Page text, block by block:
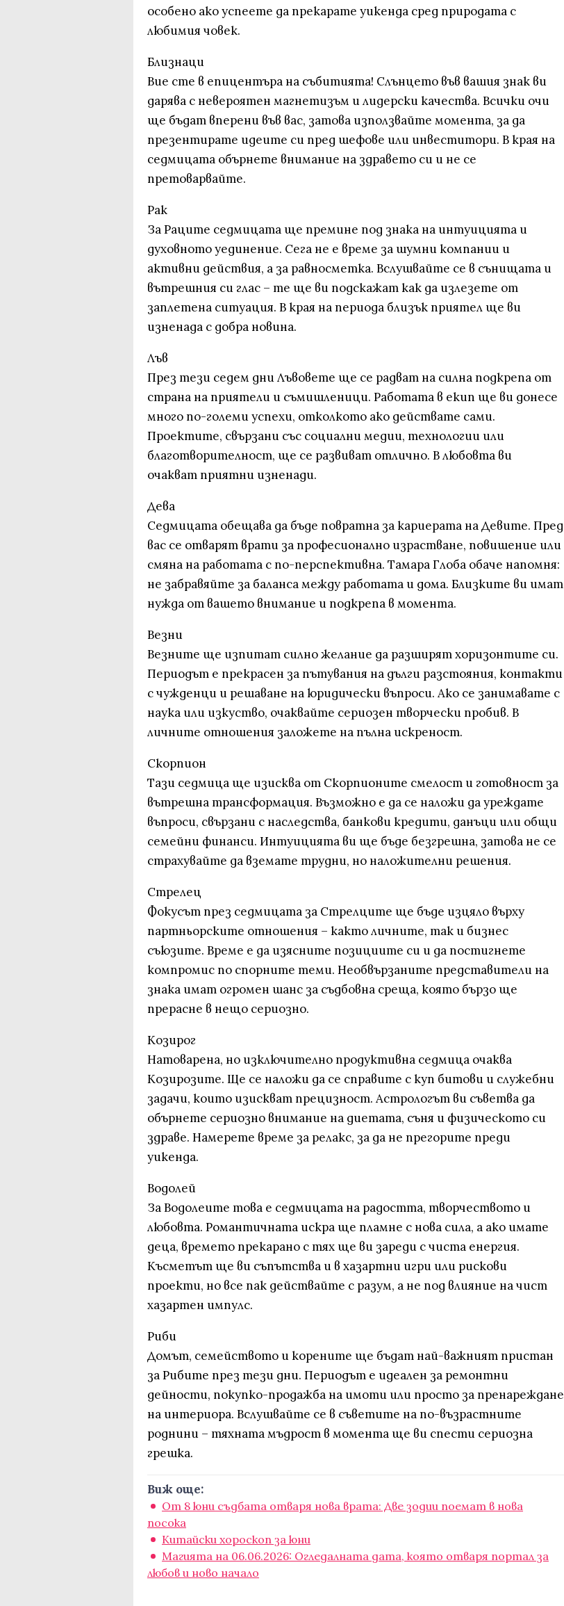
особено ако успеете да прекарате уикенда сред природата с
любимия човек.
Близнаци
Вие сте в епицентъра на събитията! Слънцето във вашия знак ви
дарява с невероятен магнетизъм и лидерски качества. Всички очи
ще бъдат вперени във вас, затова използвайте момента, за да
презентирате идеите си пред шефове или инвеститори. В края на
седмицата обърнете внимание на здравето си и не се
претоварвайте.
Рак
За Раците седмицата ще премине под знака на интуицията и
духовното уединение. Сега не е време за шумни компании и
активни действия, а за равносметка. Вслушвайте се в сънищата и
вътрешния си глас – те ще ви подскажат как да излезете от
заплетена ситуация. В края на периода близък приятел ще ви
изненада с добра новина.
Лъв
През тези седем дни Лъвовете ще се радват на силна подкрепа от
страна на приятели и съмишленици. Работата в екип ще ви донесе
много по-големи успехи, отколкото ако действате сами.
Проектите, свързани със социални медии, технологии или
благотворителност, ще се развиват отлично. В любовта ви
очакват приятни изненади.
Дева
Седмицата обещава да бъде повратна за кариерата на Девите. Пред
вас се отварят врати за професионално израстване, повишение или
смяна на работата с по-перспективна. Тамара Глоба обаче напомня:
не забравяйте за баланса между работата и дома. Близките ви имат
нужда от вашето внимание и подкрепа в момента.
Везни
Везните ще изпитат силно желание да разширят хоризонтите си.
Периодът е прекрасен за пътувания на дълги разстояния, контакти
с чужденци и решаване на юридически въпроси. Ако се занимавате с
наука или изкуство, очаквайте сериозен творчески пробив. В
личните отношения заложете на пълна искреност.
Скорпион
Тази седмица ще изисква от Скорпионите смелост и готовност за
вътрешна трансформация. Възможно е да се наложи да уреждате
въпроси, свързани с наследства, банкови кредити, данъци или общи
семейни финанси. Интуицията ви ще бъде безгрешна, затова не се
страхувайте да вземате трудни, но наложителни решения.
Стрелец
Фокусът през седмицата за Стрелците ще бъде изцяло върху
партньорските отношения – както личните, так и бизнес
съюзите. Време е да изясните позициите си и да постигнете
компромис по спорните теми. Необвързаните представители на
знака имат огромен шанс за съдбовна среща, която бързо ще
прерасне в нещо сериозно.
Козирог
Натоварена, но изключително продуктивна седмица очаква
Козирозите. Ще се наложи да се справите с куп битови и служебни
задачи, които изискват прецизност. Астрологът ви съветва да
обърнете сериозно внимание на диетата, съня и физическото си
здраве. Намерете време за релакс, за да не прегорите преди
уикенда.
Водолей
За Водолеите това е седмицата на радостта, творчеството и
любовта. Романтичната искра ще пламне с нова сила, а ако имате
деца, времето прекарано с тях ще ви зареди с чиста енергия.
Късметът ще ви съпътства и в хазартни игри или рискови
проекти, но все пак действайте с разум, а не под влияние на чист
хазартен импулс.
Риби
Домът, семейството и корените ще бъдат най-важният пристан
за Рибите през тези дни. Периодът е идеален за ремонтни
дейности, покупко-продажба на имоти или просто за пренареждане
на интериора. Вслушвайте се в съветите на по-възрастните
роднини – тяхната мъдрост в момента ще ви спести сериозна
грешка.
Виж още:
От 8 юни съдбата отваря нова врата: Две зодии поемат в нова
посока
Китайски хороскоп за юни
Магията на 06.06.2026: Огледалната дата, която отваря портал за
любов и ново начало